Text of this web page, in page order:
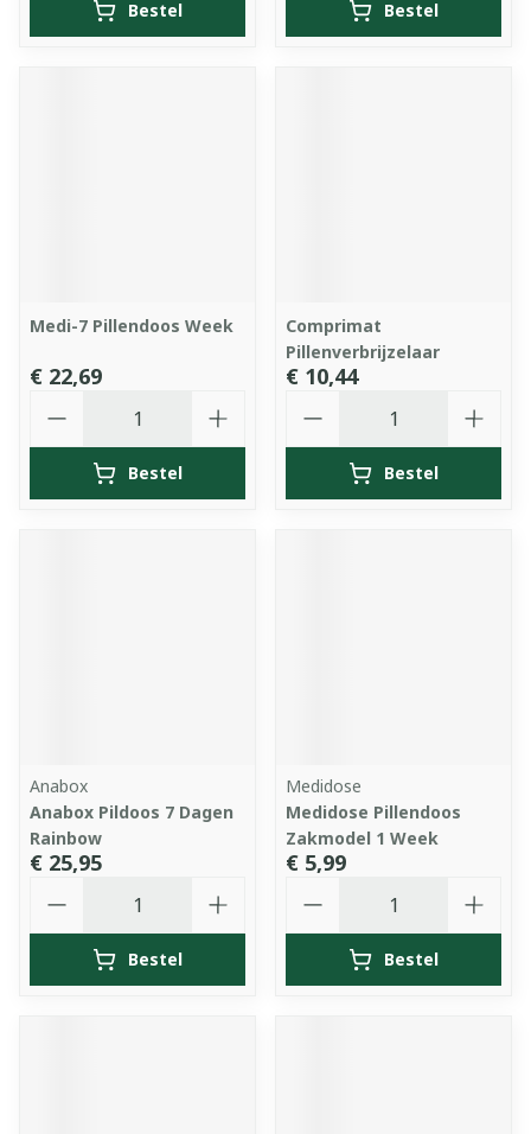
Bestel Bestel
Medi-7 Pillendoos Week
€ 22,69
Bestel
Comprimat
Pillenverbrijzelaar
€ 10,44
Bestel
Anabox
Anabox Pildoos 7 Dagen
Rainbow
€ 25,95
Bestel
Medidose
Medidose Pillendoos
Zakmodel 1 Week
€ 5,99
Bestel